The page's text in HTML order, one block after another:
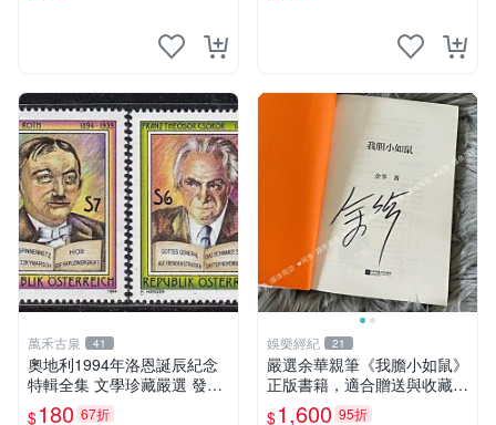
萬禾古泉 41
奧地利1994年洛恩誕辰紀念
特輯全集 文學珍藏嚴選 發行
人首發 典藏版 百年記憶 文學
$180 67折
娛樂經紀 21
嚴選余華親筆《我膽小如鼠》
正版書籍，適合贈送與收藏，
專業包裝發貨。秦山簽名珍藏
$1,600 95折